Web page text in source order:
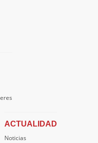
ACTUALIDAD
Noticias